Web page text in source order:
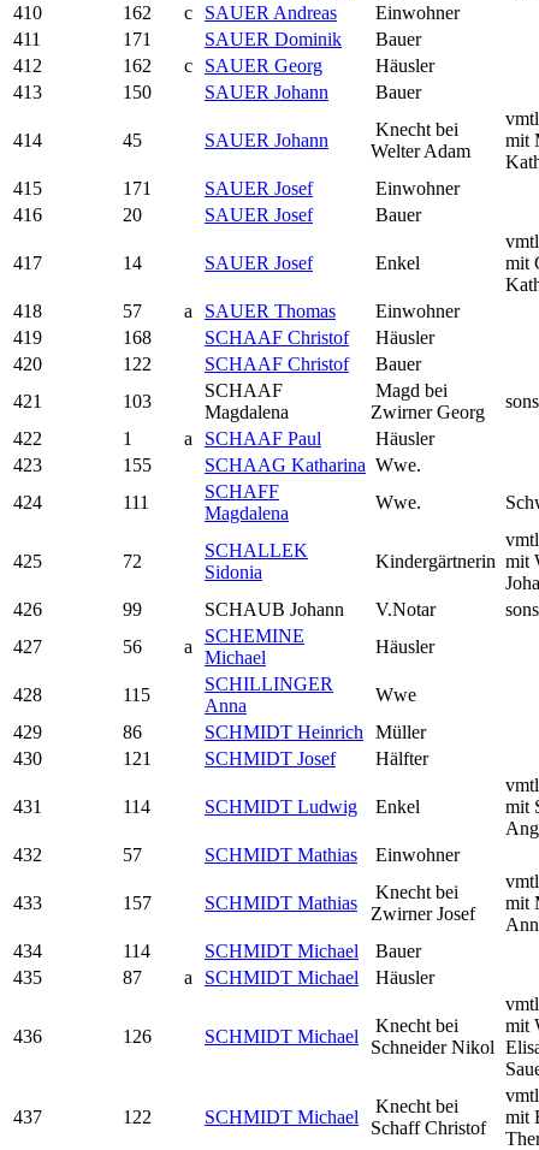
410
162 c SAUER Andreas
Einwohner
411
171 SAUER Dominik
Bauer
412
162 c SAUER Georg
Häusler
413
150 SAUER Johann Bauer
414 45 SAUER Johann
Knecht bei
Welter Adam
mit
415
171 SAUER Josef
Einwohner
416
20 SAUER Josef Bauer
417 14 SAUER Josef Enkel
mit
418
57 a SAUER Thomas
Einwohner
419
168 SCHAAF Christof
Häusler
420
122 SCHAAF Christof
Bauer
421
103
SCHAAF
Magdalena
Magd bei
Zwirner Georg
422
1 a SCHAAF Paul
Häusler
423
155 SCHAAG Katharina Wwe.
424
111
SCHAFF
Magdalena
Wwe.
425 72
SCHALLEK
Sidonia
Kindergärtnerin mit
426
99 SCHAUB Johann V.Notar
427
56 a
SCHEMINE
Michael
Häusler
428 115
SCHILLINGER
Anna
Wwe
429
86 SCHMIDT Heinrich
Müller
430
121 SCHMIDT Josef Hälfter
431 114 SCHMIDT Ludwig Enkel
mit
432
57 SCHMIDT Mathias Einwohner
433 157 SCHMIDT Mathias
Knecht bei
Zwirner Josef
mit
434
114 SCHMIDT Michael
Bauer
435
87 a SCHMIDT Michael Häusler
436 126 SCHMIDT Michael
Knecht bei
Schneider Nikol
mit
437 122 SCHMIDT Michael
Knecht bei
Schaff Christof
mit